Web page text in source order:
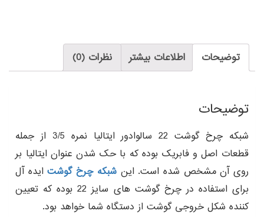
توضیحات اطلاعات بیشتر نظرات (0)
توضیحات
شبکه چرخ گوشت 22 سالوادور ایتالیا نمره 3/5 از جمله
قطعات اصل و فابریک بوده که با حک شدن عنوان ایتالیا بر
روی آن مشخص شده است. اینشبکه چرخ گوشتایده آل
برای استفاده در چرخ گوشت های سایز 22 بوده که تعیین
کننده شکل خروجی گوشت از دستگاه شما خواهد بود.